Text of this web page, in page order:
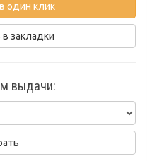
один клик
закладки
выдачи: